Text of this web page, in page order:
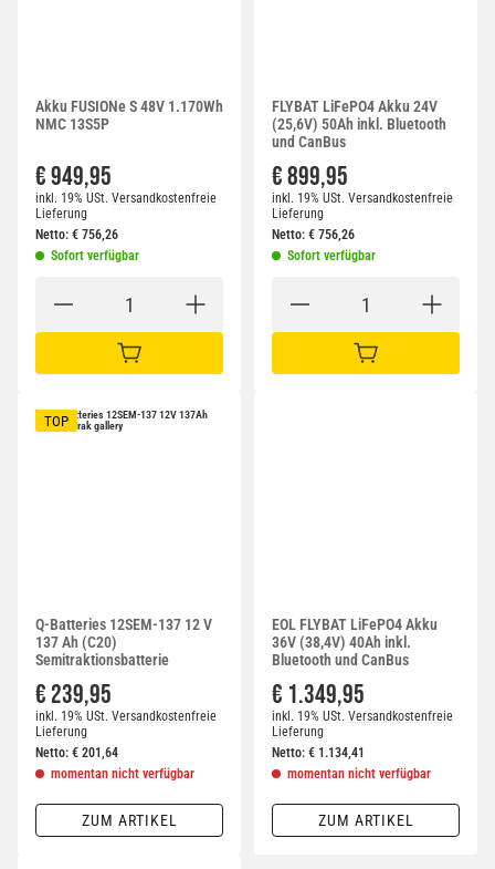
Akku FUSIONe S 48V 1.170Wh
NMC 13S5P
€ 949,95
inkl. 19% USt. Versandkostenfreie
Lieferung
Netto: € 756,26
Sofort verfügbar
IN DEN WARENKORB
FLYBAT LiFePO4 Akku 24V
(25,6V) 50Ah inkl. Bluetooth
und CanBus
€ 899,95
inkl. 19% USt. Versandkostenfreie
Lieferung
Netto: € 756,26
Sofort verfügbar
IN DEN WARENKORB
TOP
Q-Batteries 12SEM-137 12 V
137 Ah (C20)
Semitraktionsbatterie
€ 239,95
inkl. 19% USt. Versandkostenfreie
Lieferung
Netto: € 201,64
momentan nicht verfügbar
ZUM ARTIKEL
EOL FLYBAT LiFePO4 Akku
36V (38,4V) 40Ah inkl.
Bluetooth und CanBus
€ 1.349,95
inkl. 19% USt. Versandkostenfreie
Lieferung
Netto: € 1.134,41
momentan nicht verfügbar
ZUM ARTIKEL